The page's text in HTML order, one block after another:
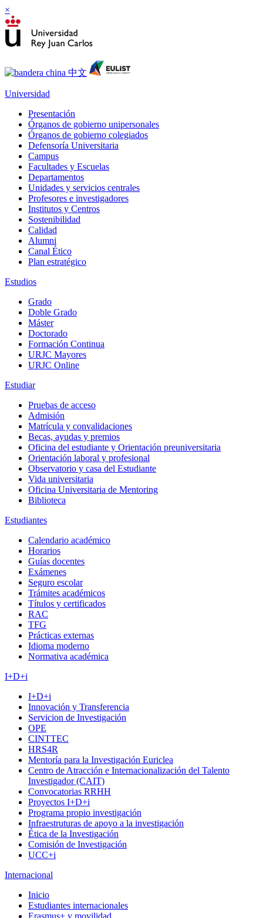
×
Universidad
Presentación
Órganos de gobierno unipersonales
Órganos de gobierno colegiados
Defensoría Universitaria
Campus
Facultades y Escuelas
Departamentos
Unidades y servicios centrales
Profesores e investigadores
Institutos y Centros
Sostenibilidad
Calidad
Alumni
Canal Ético
Plan estratégico
Estudios
Grado
Doble Grado
Máster
Doctorado
Formación Continua
URJC Mayores
URJC Online
Estudiar
Pruebas de acceso
Admisión
Matrícula y convalidaciones
Becas, ayudas y premios
Oficina del estudiante y Orientación preuniversitaria
Orientación laboral y profesional
Observatorio y casa del Estudiante
Vida universitaria
Oficina Universitaria de Mentoring
Biblioteca
Estudiantes
Calendario académico
Horarios
Guías docentes
Exámenes
Seguro escolar
Trámites académicos
Títulos y certificados
RAC
TFG
Prácticas externas
Idioma moderno
Normativa académica
I+D+i
I+D+i
Innovación y Transferencia
Servicion de Investigación
OPE
CINTTEC
HRS4R
Mentoría para la Investigación Euriclea
Centro de Atracción e Internacionalización del Talento
Investigador (CAIT)
Convocatorias RRHH
Proyectos I+D+i
Programa propio investigación
Infraestruturas de apoyo a la investigación
Ética de la Investigación
Comisión de Investigación
UCC+i
Internacional
Inicio
Estudiantes internacionales
Erasmus+ y movilidad